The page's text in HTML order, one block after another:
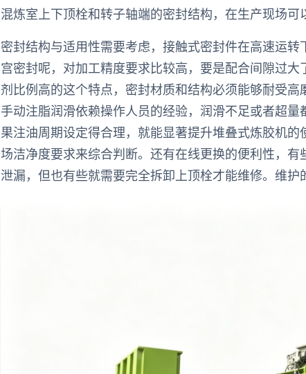
混炼室上下顶栓和转子轴端的密封结构，在生产现场可
密封结构与适用性需要考虑，接触式密封件在高速运
宫密封呢，对加工精度要求比较高，要是配合间隙过
剂比例高的这个特点，密封材质和结构必须能够耐受高
手动注脂润滑依赖操作人员的经验，润滑不足或者超
果注油周期设定得合理，就能显著提升堆叠式炼胶机
场洁净度要求来综合判断。还有在线更换的便利性，
泄漏，但也有些就需要完全拆卸上顶栓才能维修。维护